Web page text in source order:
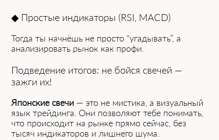
◆ Простые индикаторы (RSI, MACD)
Тогда ты начнёшь не просто “угадывать”, а
анализировать рынок как профи.
Подведение итогов: не бойся свечей —
зажги их!
Японские свечи — это не мистика, а визуальный
язык трейдинга. Они позволяют тебе понимать,
что происходит на рынке прямо сейчас, без
тысяч индикаторов и лишнего шума.